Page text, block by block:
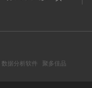
数据分析软件 聚多佳品